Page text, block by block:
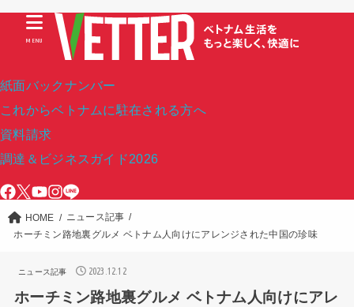
紙面バックナンバー
これからベトナムに駐在される方へ
資料請求
調達＆ビジネスガイド2026
MENU
HOME
ニュース記事
ホーチミン路地裏グルメ ベトナム人向けにアレンジされた中国の珍味
ニュース記事 2023.12.12
ホーチミン路地裏グルメ ベトナム人向けにアレ